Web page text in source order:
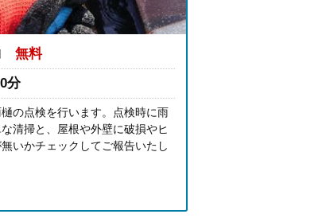
無料
分
の点検を行います。点検時に雨
清掃と、屋根や外壁に破損やヒ
いかチェックしてご報告いたし